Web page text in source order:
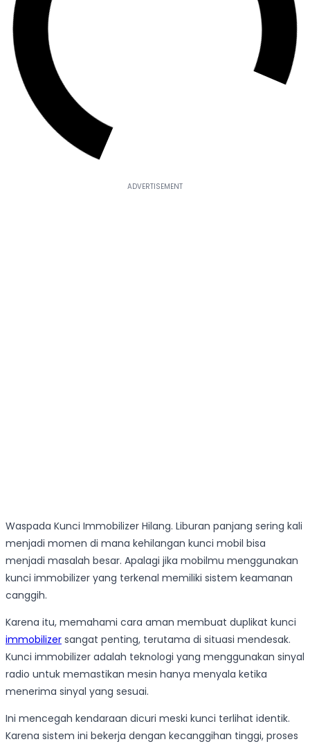
Waspada Kunci Immobilizer Hilang. Liburan panjang sering kali
menjadi momen di mana kehilangan kunci mobil bisa
menjadi masalah besar. Apalagi jika mobilmu menggunakan
kunci immobilizer yang terkenal memiliki sistem keamanan
canggih.
Karena itu, memahami cara aman membuat duplikat kunci
immobilizer sangat penting, terutama di situasi mendesak.
Kunci immobilizer adalah teknologi yang menggunakan sinyal
radio untuk memastikan mesin hanya menyala ketika
menerima sinyal yang sesuai.
Ini mencegah kendaraan dicuri meski kunci terlihat identik.
Karena sistem ini bekerja dengan kecanggihan tinggi, proses